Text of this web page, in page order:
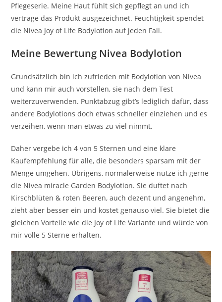
Pflegeserie. Meine Haut fühlt sich gepflegt an und ich
vertrage das Produkt ausgezeichnet. Feuchtigkeit spendet
die Nivea Joy of Life Bodylotion auf jeden Fall.
Meine Bewertung Nivea Bodylotion
Grundsätzlich bin ich zufrieden mit Bodylotion von Nivea
und kann mir auch vorstellen, sie nach dem Test
weiterzuverwenden. Punktabzug gibt’s lediglich dafür, dass
andere Bodylotions doch etwas schneller einziehen und es
verzeihen, wenn man etwas zu viel nimmt.
Daher vergebe ich 4 von 5 Sternen und eine klare
Kaufempfehlung für alle, die besonders sparsam mit der
Menge umgehen. Übrigens, normalerweise nutze ich gerne
die Nivea miracle Garden Bodylotion. Sie duftet nach
Kirschblüten & roten Beeren, auch dezent und angenehm,
zieht aber besser ein und kostet genauso viel. Sie bietet die
gleichen Vorteile wie die Joy of Life Variante und würde von
mir volle 5 Sterne erhalten.